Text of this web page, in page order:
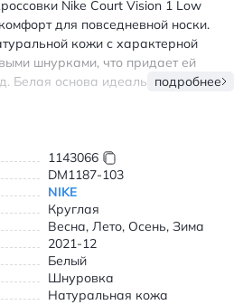
Nike Court Vision 1 Low
для повседневной носки.
кожи с характерной
шнурками, что придает ей
Белая основа идеально подходит
резиновая подошва обеспечивает
комфорт в течение всего
позволяют идеально
Подходят для всех сезонов
дизайну и качественным
для тех, кто ценит сочетание
в обуви. Найк Court Vision
и оранжевым из натуральной
подробнее
1143066
DM1187-103
NIKE
Круглая
Весна, Лето, Осень, Зима
2021-12
Белый
Шнуровка
Натуральная кожа